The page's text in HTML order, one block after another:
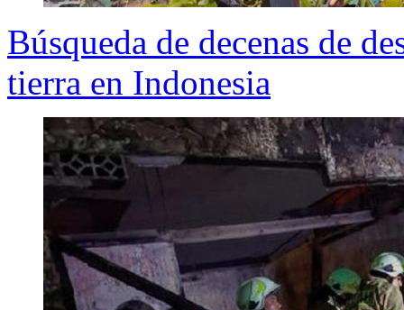
Búsqueda de decenas de
tierra en Indonesia